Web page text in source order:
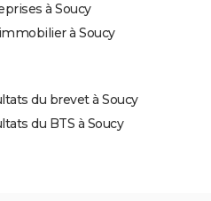
à Soucy
à Soucy
du brevet à Soucy
du BTS à Soucy